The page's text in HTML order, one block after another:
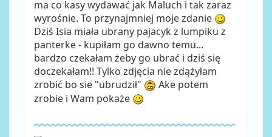
ma co kasy wydawać jak Maluch i tak zaraz
wyrośnie. To przynajmniej moje zdanie
Dziś Isia miała ubrany pajacyk z lumpiku z
panterke - kupiłam go dawno temu...
bardzo czekałam żeby go ubrać i dziś się
doczekałam!! Tylko zdjęcia nie zdążyłam
zrobić bo sie "ubrudził"
Ake potem
zrobie i Wam pokaże